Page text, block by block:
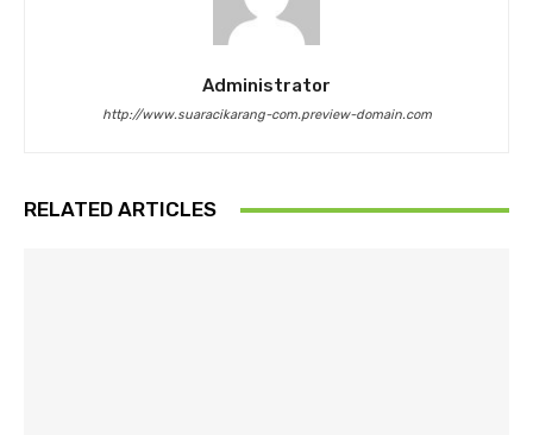
Administrator
http://www.suaracikarang-com.preview-domain.com
RELATED ARTICLES